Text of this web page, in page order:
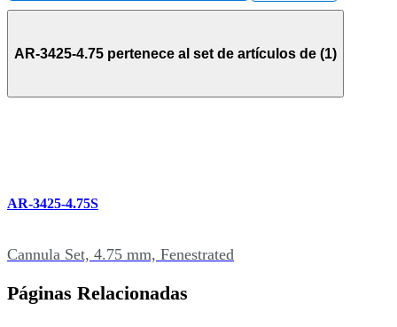
AR-3425-4.75 pertenece al set de artículos de (1)
AR-3425-4.75S
Cannula Set, 4.75 mm, Fenestrated
Páginas Relacionadas